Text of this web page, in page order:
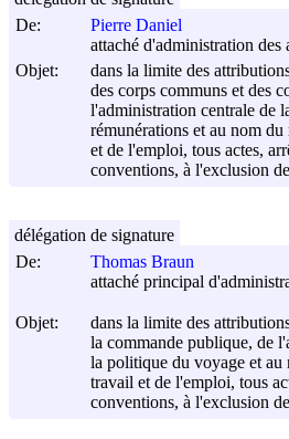
De:
Pierre Daniel
attaché d'administration des
Objet:
dans la limite des
des corps communs et des
l'administration centrale de
rémunérations et au nom
et de l'emploi, tous actes,
conventions, à l'exclusion
De:
Thomas Braun
attaché principal
Objet:
dans la limite des
la commande publique, de
la politique du voyage et au
travail et de l'emploi, tous
conventions, à l'exclusion
délégation de signature